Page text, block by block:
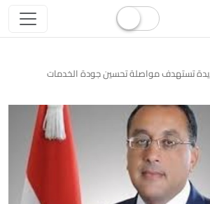
تستهدف مواصلة تحسين جودة الخدمات